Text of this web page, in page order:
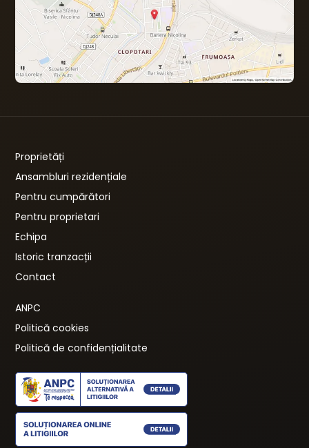
Proprietăți
Ansambluri rezidențiale
Pentru cumpărători
Pentru proprietari
Echipa
Istoric tranzacții
Contact
ANPC
Politică cookies
Politică de confidențialitate